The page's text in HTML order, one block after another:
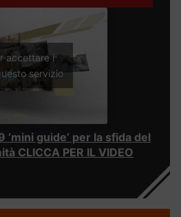
accettare i
servizio
‘mini guide’ per la sfida del
CLICCA PER IL VIDEO